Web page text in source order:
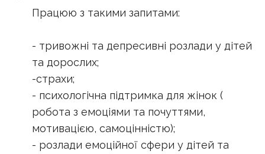
Працюю з такими запитами:
- тривожні та депресивні розлади у дітей
та дорослих;
-страхи;
- психологічна підтримка для жінок (
робота з емоціями та почуттями,
мотивацією, самоцінністю);
- розлади емоційної сфери у дітей та